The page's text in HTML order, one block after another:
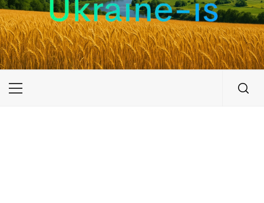
UKRAINE-IS
ПУТЕШЕСТВИЕ ПО УКРАИНЕ
Primary